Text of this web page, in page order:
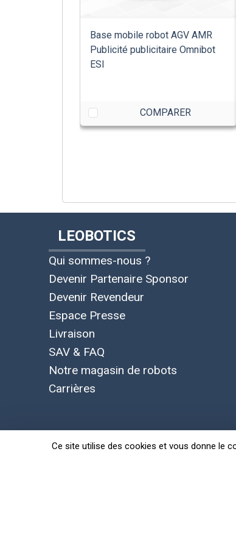
Base mobile robot AGV AMR
Publicité publicitaire Omnibot
ESI
COMPARER
LEOBOTICS
Qui sommes-nous ?
Devenir Partenaire Sponsor
Devenir Revendeur
Espace Presse
Livraison
SAV & FAQ
Notre magasin de robots
Carrières
Ce site utilise des cookies et vous donne le